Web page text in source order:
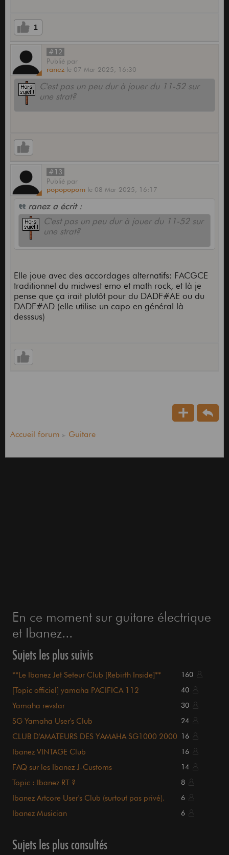
1
#12
Publié par
ranez le 07 Mar 2025, 16:30
C'est pas un peu dur à jouer du 11-52 sur
une strat?
#13
Publié par
popopopom le 08 Mar 2025, 16:17
ranez a écrit :
C'est pas un peu dur à jouer du 11-52 sur
une strat?
Elle joue avec des accordages alternatifs: FACGCE
traditionnel du midwest emo et math rock, et là je
pense que ça irait plutôt pour du DADF#AE ou du
DADF#AD (elle utilise un capo en général là
desssus)
Accueil forum Guitare
En ce moment sur guitare électrique
et Ibanez...
Sujets les plus suivis
**Le Ibanez Jet Seteur Club [Rebirth Inside]** 160
[Topic officiel] yamaha PACIFICA 112 40
Yamaha revstar 30
SG Yamaha User's Club 24
CLUB D'AMATEURS DES YAMAHA SG1000 2000
16
Ibanez VINTAGE Club 16
FAQ sur les Ibanez J-Customs 14
Topic : Ibanez RT ? 8
Ibanez Artcore User's Club (surtout pas privé). 6
Ibanez Musician 6
Sujets les plus consultés